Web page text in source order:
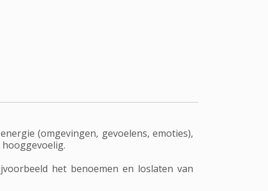
(omgevingen, gevoelens, emoties),
het benoemen en loslaten van